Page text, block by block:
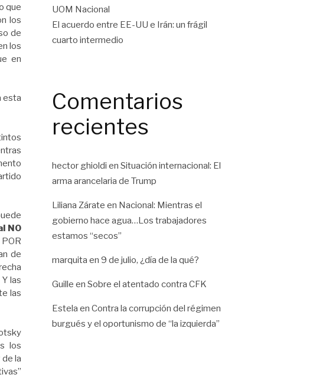
que
los
de
los
en
esta
NO
de
las
las
los
la
UOM Nacional
El acuerdo entre EE-UU e Irán: un frágil
cuarto intermedio
Comentarios
recientes
hector ghioldi en Situación internacional: El
arma arancelaria de Trump
Liliana Zárate en Nacional: Mientras el
gobierno hace agua…Los trabajadores
estamos “secos”
marquita en 9 de julio, ¿día de la qué?
Guille en Sobre el atentado contra CFK
Estela en Contra la corrupción del régimen
burgués y el oportunismo de “la izquierda”